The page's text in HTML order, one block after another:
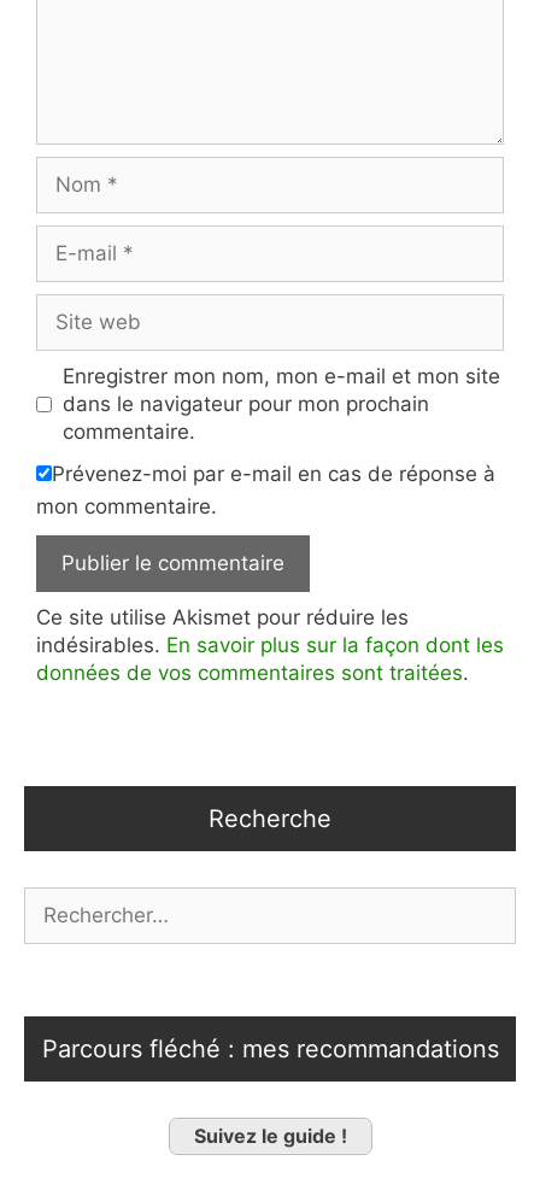
mail
web
Enregistrer mon nom, mon e-mail et mon site
dans le navigateur pour mon prochain
commentaire.
Prévenez-moi par e-mail en cas de réponse à
mon commentaire.
Ce site utilise Akismet pour réduire les
indésirables. En savoir plus sur la façon dont les
données de vos commentaires sont traitées.
Recherche
Parcours fléché : mes recommandations
Suivez le guide !